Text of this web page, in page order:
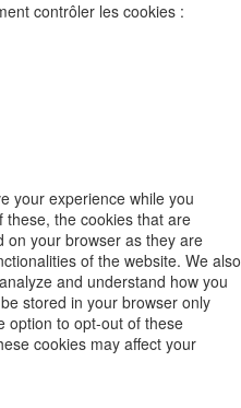
contrôler les cookies :
your experience while you
these, the cookies that are
on your browser as they are
of the website. We also
and understand how you
stored in your browser only
option to opt-out of these
cookies may affect your